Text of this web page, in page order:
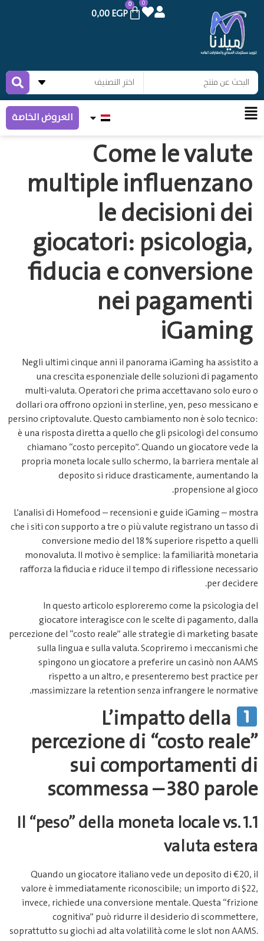
0
0,00EGP
0
العروض الخاصة
Come le valute
multiple influenzano
le decisioni dei
giocatori: psicologia,
fiducia e conversione
nei pagamenti
iGaming
Negli ultimi cinque anni il panorama iGaming ha assistito a
una crescita esponenziale delle soluzioni di pagamento
multi‑valuta. Operatori che prima accettavano solo euro o
dollari ora offrono opzioni in sterline, yen, peso messicano e
persino criptovalute. Questo cambiamento non è solo tecnico:
è una risposta diretta a quello che gli psicologi del consumo
chiamano “costo percepito”. Quando un giocatore vede la
propria moneta locale sullo schermo, la barriera mentale al
deposito si riduce drasticamente, aumentando la
propensione al gioco.
L’analisi di Homefood – recensioni e guide iGaming – mostra
che i siti con supporto a tre o più valute registrano un tasso di
conversione medio del 18 % superiore rispetto a quelli
monovaluta. Il motivo è semplice: la familiarità monetaria
rafforza la fiducia e riduce il tempo di riflessione necessario
per decidere.
In questo articolo esploreremo come la psicologia del
giocatore interagisce con le scelte di pagamento, dalla
percezione del “costo reale” alle strategie di marketing basate
sulla lingua e sulla valuta. Scopriremo i meccanismi che
spingono un giocatore a preferire un casinò non AAMS
rispetto a un altro, e presenteremo best practice per
massimizzare la retention senza infrangere le normative.
L’impatto della
percezione di “costo reale”
sui comportamenti di
scommessa – 380 parole
1.1 Il “peso” della moneta locale vs.
valuta estera
Quando un giocatore italiano vede un deposito di €20, il
valore è immediatamente riconoscibile; un importo di $22,
invece, richiede una conversione mentale. Questa “frizione
cognitiva” può ridurre il desiderio di scommettere,
soprattutto su giochi ad alta volatilità come le slot non AAMS.